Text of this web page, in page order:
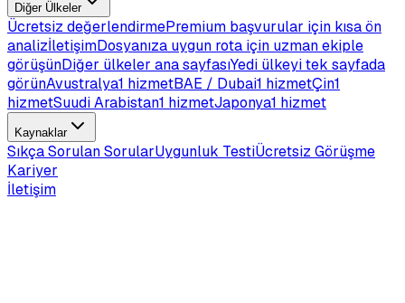
Diğer Ülkeler
Ücretsiz değerlendirmePremium başvurular için kısa ön
analizİletişimDosyanıza uygun rota için uzman ekiple
görüşünDiğer ülkeler ana sayfasıYedi ülkeyi tek sayfada
görünAvustralya1 hizmetBAE / Dubai1 hizmetÇin1
hizmetSuudi Arabistan1 hizmetJaponya1 hizmet
Kaynaklar
Sıkça Sorulan SorularUygunluk TestiÜcretsiz Görüşme
Kariyer
İletişim